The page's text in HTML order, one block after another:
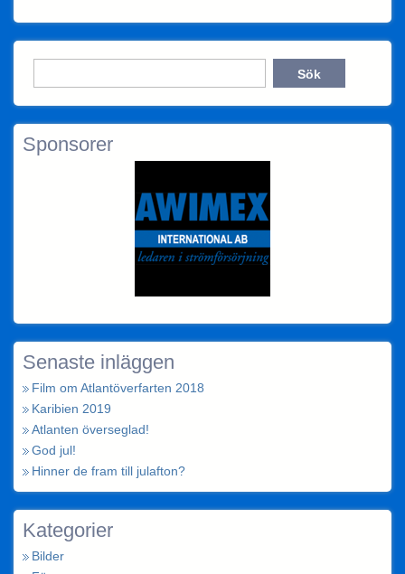
Sponsorer
Senaste inläggen
Film om Atlantöverfarten 2018
Karibien 2019
Atlanten överseglad!
God jul!
Hinner de fram till julafton?
Kategorier
Bilder